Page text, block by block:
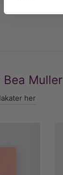
Muller
her